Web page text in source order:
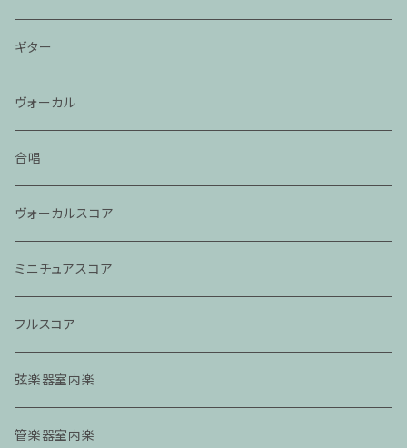
ギター
ヴォーカル
合唱
ヴォーカルスコア
ミニチュアスコア
フルスコア
弦楽器室内楽
管楽器室内楽